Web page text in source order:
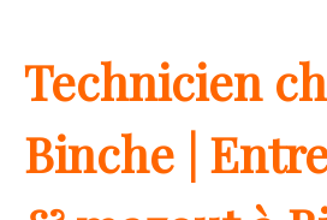
Technicien
Binche |